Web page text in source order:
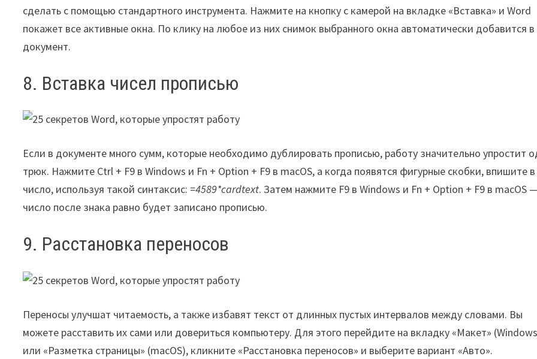
сделать с помощью стандартного инструмента. Нажмите на кнопку c камерой на вкладке «Вставка» и Word
покажет все активные окна. По клику на любое из них снимок выбранного окна автоматически добавится в
документ.
8. Вставка чисел прописью
Если в документе много сумм, которые необходимо дублировать прописью, работу значительно упростит
трюк. Нажмите Ctrl + F9 в Windows и Fn + Option + F9 в macOS, а когда появятся фигурные скобки, впишите
число, используя такой синтаксис:=4589*cardtext. Затем нажмите F9 в Windows и Fn + Option + F9 в macOS
число после знака равно будет записано прописью.
9. Расстановка переносов
Переносы улучшат читаемость, а также избавят текст от длинных пустых интервалов между словами. Вы
можете расставить их сами или довериться компьютеру. Для этого перейдите на вкладку «Макет»
или «Разметка страницы» (macOS), кликните «Расстановка переносов» и выберите вариант «Авто».